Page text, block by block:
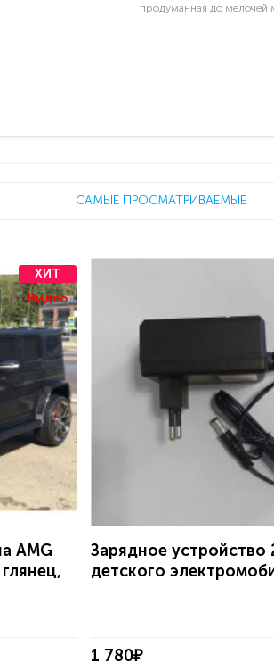
продуманная до мелочей
САМЫЕ ПРОСМАТРИВАЕМЫЕ
ХИТ
Видео
AMG
Зарядное устройство
детского
1 780₽